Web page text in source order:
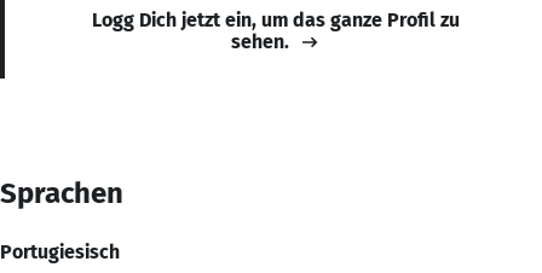
Logg Dich jetzt ein, um das ganze Profil zu
sehen.
Sprachen
Portugiesisch